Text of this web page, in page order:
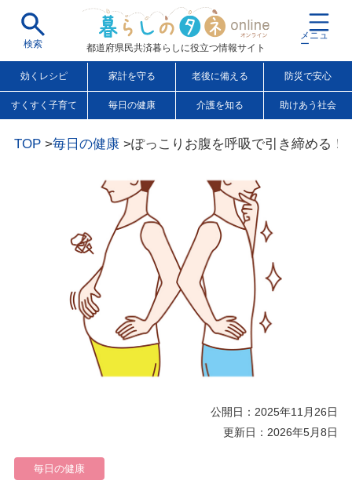
都道府県民共済暮らしに役立つ情報サイト
効くレシピ 家計を守る 老後に備える 防災で安心
すくすく子育て 毎日の健康 介護を知る 助けあう社会
TOP 毎日の健康 ぽっこりお腹を呼吸で引き締める！
公開日：2025年11月26日
更新日：2026年5月8日
毎日の健康